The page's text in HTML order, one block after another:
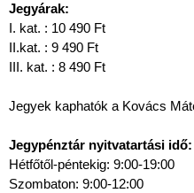
Jegyárak:
I. kat. : 10 490 Ft
II.kat. : 9 490 Ft
III. kat. : 8 490 Ft
Jegyek kaphatók a Kovács
Jegypénztár nyitvatartási idő:
Hétfőtől-péntekig: 9:00-19:00
Szombaton: 9:00-12:00